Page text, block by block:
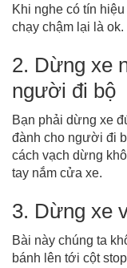
Khi nghe có tín hiệu
chạy chậm lại là ok.
2. Dừng xe
người đi bộ
Bạn phải dừng xe
đành cho người đi
cách vạch dừng
tay nắm cửa xe.
3. Dừng xe
Bài này chúng ta
bánh lên tới cột